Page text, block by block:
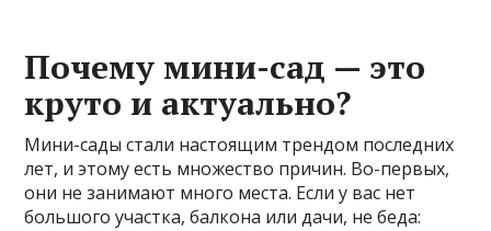
Почему мини-сад — это
круто и актуально?
Мини-сады стали настоящим трендом последних
лет, и этому есть множество причин. Во-первых,
они не занимают много места. Если у вас нет
большого участка, балкона или дачи, не беда: